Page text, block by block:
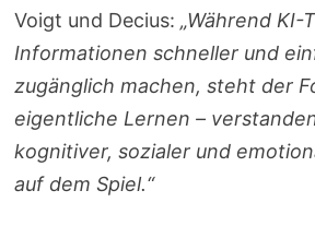
Voigt und Decius:„Während KI-
Informationen schneller und
zugänglich machen, steht der
eigentliche Lernen –
kognitiver, sozialer und
auf dem Spiel.“